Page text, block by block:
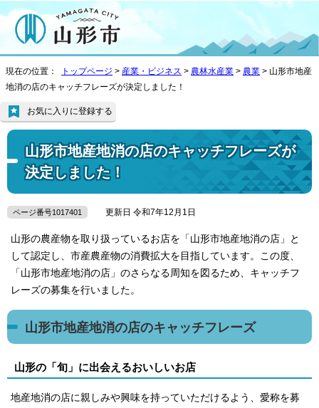
現在の位置： トップページ > 産業・ビジネス > 農林水産業 > 農業 > 山形市地産
地消の店のキャッチフレーズが決定しました！
山形市地産地消の店のキャッチフレーズが
決定しました！
お気に入りに登録する
ページ番号1017401 更新日 令和7年12月1日
山形の農産物を取り扱っているお店を「山形市地産地消の店」と
して認定し、市産農産物の消費拡大を目指しています。この度、
「山形市地産地消の店」のさらなる周知を図るため、キャッチフ
レーズの募集を行いました。
山形市地産地消の店のキャッチフレーズ
山形の「旬」に出会えるおいしいお店
地産地消の店に親しみや興味を持っていただけるよう、愛称を募